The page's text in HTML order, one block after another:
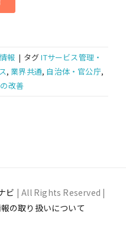
報 | タグITサービス管理・
, 業界共通, 自治体・官公庁,
改善
ビ | All Rights Reserved |
の取り扱いについて